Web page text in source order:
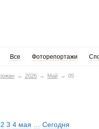
Все Фоторепортажи
2026 Май 05
2 3 4 мая Сегодня